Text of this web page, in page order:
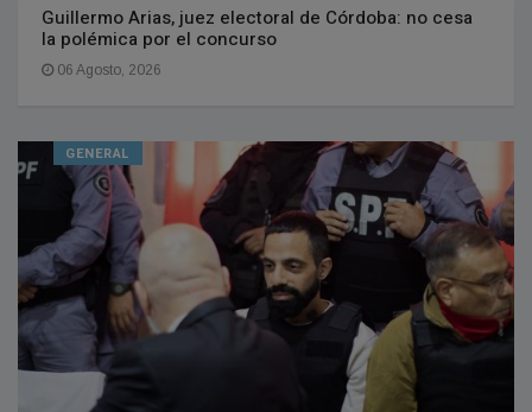
Guillermo Arias, juez electoral de Córdoba: no cesa
la polémica por el concurso
06 Agosto, 2026
GENERAL